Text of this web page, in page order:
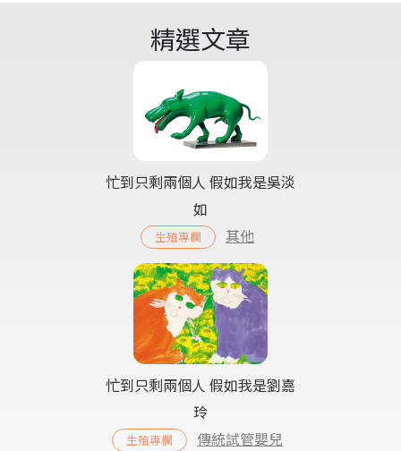
精選文章
忙到只剩兩個人 假如我是吳淡
如
生殖專欄 其他
忙到只剩兩個人 假如我是劉嘉
玲
生殖專欄 傳統試管嬰兒